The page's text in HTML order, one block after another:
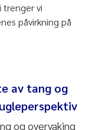
vi
påvirkning på
av tang og
og overvaking